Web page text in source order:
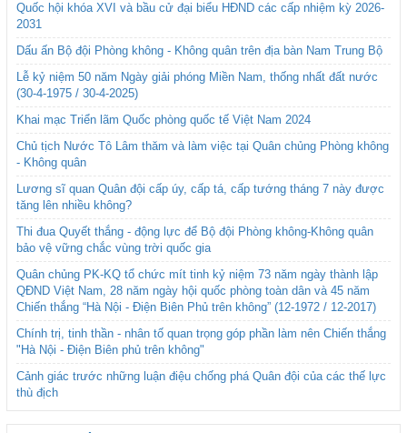
Quốc hội khóa XVI và bầu cử đại biểu HĐND các cấp nhiệm kỳ 2026-
2031
Dấu ấn Bộ đội Phòng không - Không quân trên địa bàn Nam Trung Bộ
Lễ kỷ niệm 50 năm Ngày giải phóng Miền Nam, thống nhất đất nước
(30-4-1975 / 30-4-2025)
Khai mạc Triển lãm Quốc phòng quốc tế Việt Nam 2024
Chủ tịch Nước Tô Lâm thăm và làm việc tại Quân chủng Phòng không
- Không quân
Lương sĩ quan Quân đội cấp úy, cấp tá, cấp tướng tháng 7 này được
tăng lên nhiều không?
Thi đua Quyết thắng - động lực để Bộ đội Phòng không-Không quân
bảo vệ vững chắc vùng trời quốc gia
Quân chủng PK-KQ tổ chức mít tinh kỷ niệm 73 năm ngày thành lập
QĐND Việt Nam, 28 năm ngày hội quốc phòng toàn dân và 45 năm
Chiến thắng “Hà Nội - Điện Biên Phủ trên không” (12-1972 / 12-2017)
Chính trị, tinh thần - nhân tố quan trọng góp phần làm nên Chiến thắng
"Hà Nội - Điện Biên phủ trên không"
Cảnh giác trước những luận điệu chống phá Quân đội của các thế lực
thù địch